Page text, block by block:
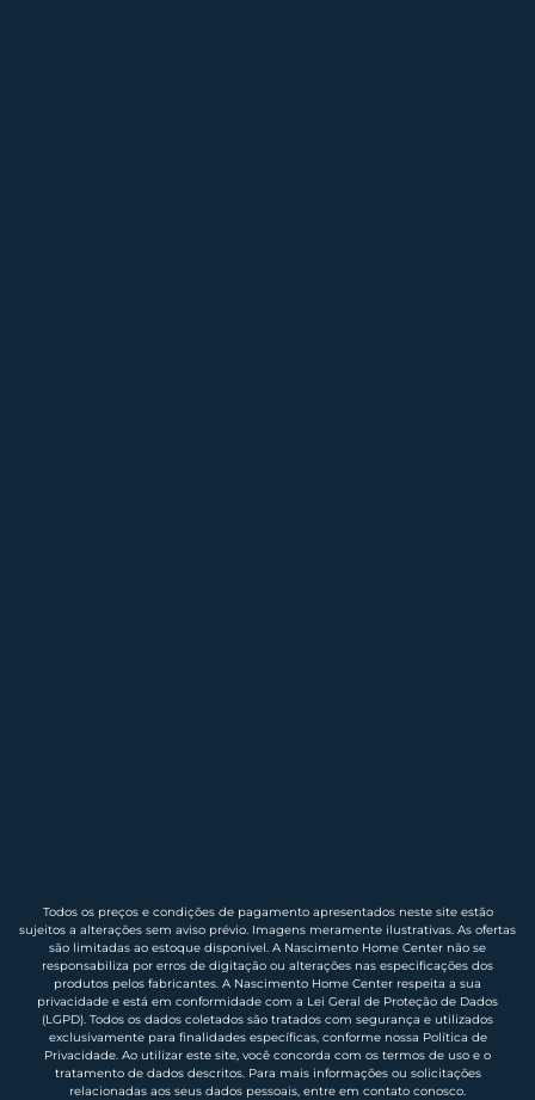
Todos os preços e condições de pagamento apresentados neste site estão
sujeitos a alterações sem aviso prévio. Imagens meramente ilustrativas. As ofertas
são limitadas ao estoque disponível. A Nascimento Home Center não se
responsabiliza por erros de digitação ou alterações nas especificações dos
produtos pelos fabricantes. A Nascimento Home Center respeita a sua
privacidade e está em conformidade com a Lei Geral de Proteção de Dados
(LGPD). Todos os dados coletados são tratados com segurança e utilizados
exclusivamente para finalidades específicas, conforme nossa Política de
Privacidade. Ao utilizar este site, você concorda com os termos de uso e o
tratamento de dados descritos. Para mais informações ou solicitações
relacionadas aos seus dados pessoais, entre em contato conosco.